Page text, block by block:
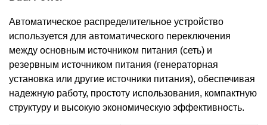
Автоматическое распределительное устройство
используется для автоматического переключения
между основным источником питания (сеть) и
резервным источником питания (генераторная
установка или другие источники питания), обеспечивая
надежную работу, простоту использования, компактную
структуру и высокую экономическую эффективность.